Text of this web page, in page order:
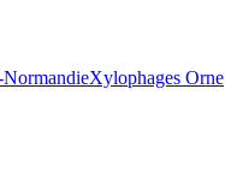
Xylophages Orne